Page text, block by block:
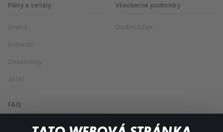
Filmy a seriály
Drama
Komedie
Dokumenty
Akční
Všeobecné podmínky
Osobní údaje
FAQ
Můj účet